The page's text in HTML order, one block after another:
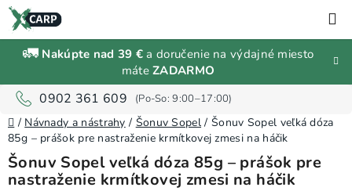
Prejsť
na
obsah
🚛 Nakúpte nad 39 € a doručenie na výdajné miesto
máteZADARMO
0902 361 609
Zľavy a
Rybárske
vybavenie
Návnady
Domov
/ Návnady a nástrahy / Šonuv Sopel / Šonuv Sopel veľká dóza
85g ⁠– prášok pre nastraženie krmítkovej zmesi na háčik
Šonuv Sopel veľká dóza 85g ⁠– prášok pre
nastraženie krmítkovej zmesi na háčik